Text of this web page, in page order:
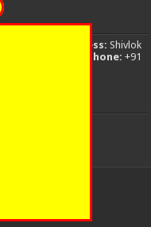
Address: Shivlok
248001, India
Phone: +91